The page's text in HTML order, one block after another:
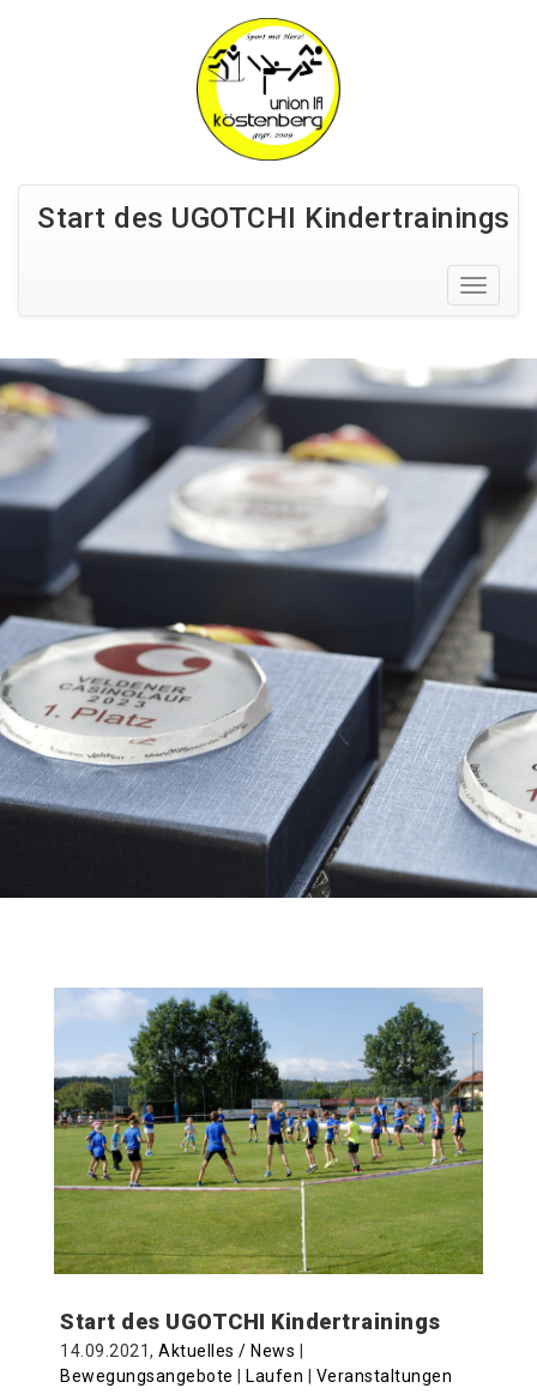
Start des UGOTCHI Kindertrainings
Start des UGOTCHI Kindertrainings
14.09.2021, Aktuelles / News
Bewegungsangebote
Laufen Veranstaltungen